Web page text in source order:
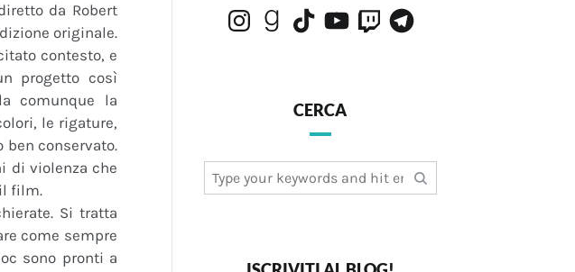
da Robert
originale.
contesto, e
progetto così
comunque la
le rigature,
conservato.
di violenza che
film.
Si tratta
come sempre
sono pronti a
InstagramGoodreads
TikTokYouTubeTwitchTelegram
CERCA
for: